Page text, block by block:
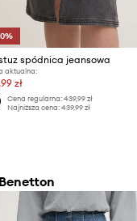
spódnica jeansowa
aktualna:
zł
Cena regularna: 439,99 zł
Najniższa cena: 439,99 zł